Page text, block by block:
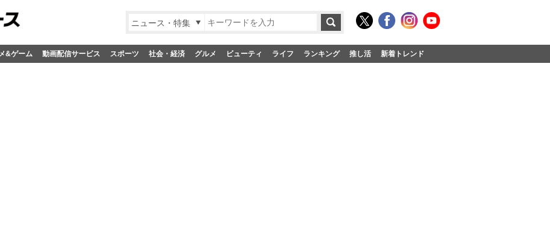
ニュース・特集
&ゲーム 動画配信サービス スポーツ 社会・経済 グルメ ビューティ ライフ ランキング 推し活 新着トレンド